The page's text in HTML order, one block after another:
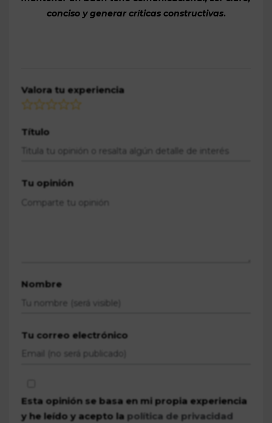
conciso y generar críticas constructivas.
Valora tu experiencia
Título
Tu opinión
Nombre
Tu correo electrónico
Esta opinión se basa en mi propia experiencia
y he leído y acepto la política de privacidad